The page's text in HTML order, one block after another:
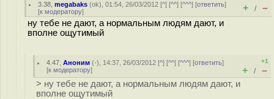
3.38 ,megabaks (ok), 01:54, 26/03/2012 [^] [^^] [^^^] [ответить]
[к модератору] + / –
ну тебе не дают, а нормальным людям дают, и
вполне ощутимый
4.47 ,Аноним (-), 14:37, 26/03/2012 [^] [^^] [^^^] [ответить]
[к модератору]
+1
+ / –
> ну тебе не дают, а нормальным людям дают, и
вполне ощутимый